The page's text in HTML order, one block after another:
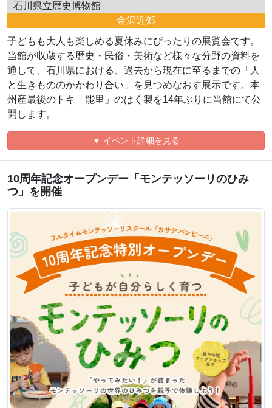
石川県立歴史博物館
金沢近郊
子どもも大人も楽しめる夏休みにぴったりの展覧会です。
当館が収蔵する歴史・民俗・美術など様々な分野の資料を
通して、石川県における、過去から現在に至るまでの「人
と生きもののかかわり合い」を見つめなおす展示です。本
州産最後のトキ「能里」のはく製を14年ぶりに当館にて公
開します。
▼ イベント詳細を見る
10周年記念オープンデー「モンテッソーリのひみ
つ」を開催